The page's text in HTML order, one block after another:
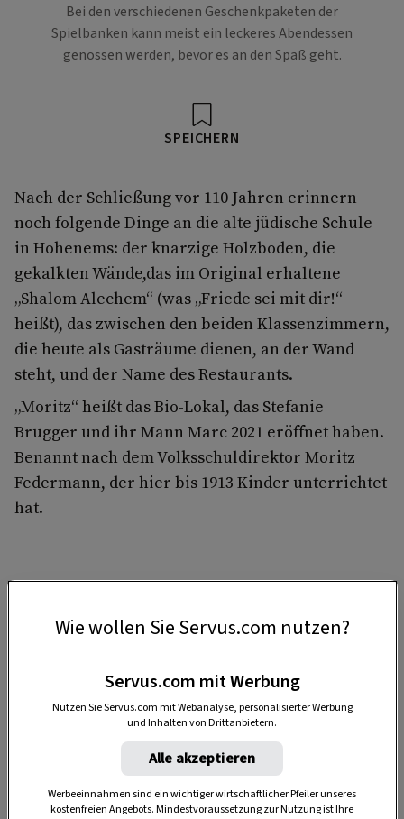
Bei den verschiedenen Geschenkpaketen der
Spielbanken kann meist ein leckeres Abendessen
genossen werden, bevor es an den Spaß geht.
SPEICHERN
Nach der Schließung vor 110 Jahren erinnern
noch folgende Dinge an die alte jüdische Schule
in Hohenems: der knarzige Holzboden, die
gekalkten Wände,das im Original erhaltene
„Shalom Alechem“ (was „Friede sei mit dir!“
heißt), das zwischen den beiden Klassenzimmern,
die heute als Gasträume dienen, an der Wand
steht, und der Name des Restaurants.
„Moritz“ heißt das Bio-Lokal, das Stefanie
Brugger und ihr Mann Marc 2021 eröffnet haben.
Benannt nach dem Volksschuldirektor Moritz
Federmann, der hier bis 1913 Kinder unterrichtet
hat.
Wie wollen Sie Servus.com nutzen?
Servus.com mit Werbung
Nutzen Sie Servus.com mit Webanalyse, personalisierter Werbung
und Inhalten von Drittanbietern.
Alle akzeptieren
Werbeeinnahmen sind ein wichtiger wirtschaftlicher Pfeiler unseres
kostenfreien Angebots. Mindestvoraussetzung zur Nutzung ist Ihre